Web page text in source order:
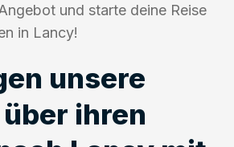
und starte deine Reise
in Lancy!
unsere
ihren